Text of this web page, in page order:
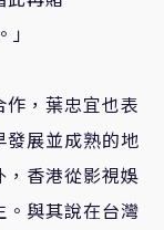
，葉忠宜也表
展並成熟的地
香港從影視娛
與其說在台灣